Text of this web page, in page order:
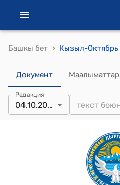
Башкы бет ›
Документ Маалыматтар
Редакция
04.10.2025